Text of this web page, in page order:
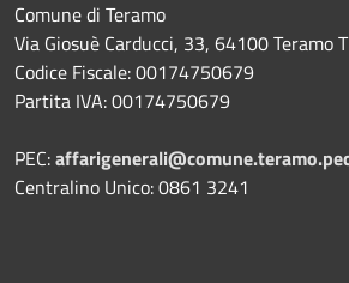
Comune di Teramo
Via Giosuè Carducci, 33, 64100 Teramo
Codice Fiscale: 00174750679
Partita IVA: 00174750679
PEC:
Centralino Unico: 0861 3241